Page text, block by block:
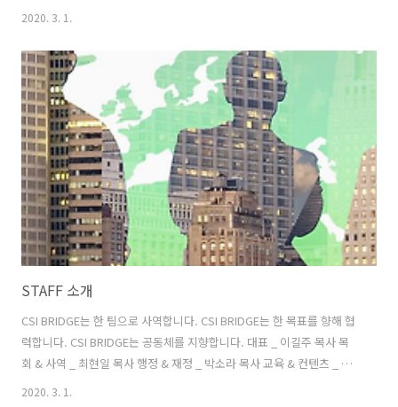
다. 교회도 사회의 변화에 따라 변화되고 준비되어야 합니다. 우리의 선
사명과 상관없는 삶을 사는 것입니다. 이를 위한 교회의 변화와 준비,
CSI BRIDGE가 하는 일입니다. 사회의 변화는 이전과 다르게 정보에 의
존하고 있습니다. 정보는 기술의 발전을 비롯한 IT변화의 총체적인 것을
지칭하는 단어입니다. 실제 우리의 생활보다 기술이 만들어낸 가상의 세
계에서 우리의 삶이 더 많은 영향을 받고, 또 영향력을 행사하고 있습니
다. 만나서 대..
2020. 3. 1.
STAFF 소개
CSI BRIDGE는 한 팀으로 사역합니다. CSI BRIDGE는 한 목표를 향해 협
력합니다. CSI BRIDGE는 공동체를 지향합니다. 대표 _ 이길주 목사 목
회 & 사역 _ 최현일 목사 행정 & 재정 _ 박소라 목사 교육 & 컨텐츠 _ 문
보령 사회 & 네트워크 _ 온승찬 목사 문화 & 영업 _ 장병국
2020. 3. 1.